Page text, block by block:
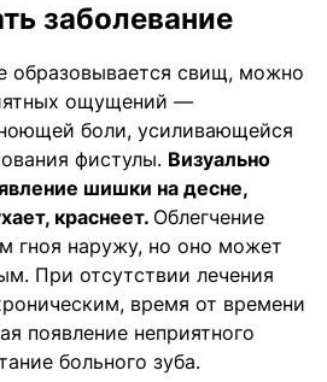
заболевание
образовывается свищ, можно
ощущений —
боли, усиливающейся
фистулы. Визуально
шишки на десне,
краснеет. Облегчение
гноя наружу, но оно может
При отсутствии лечения
время от времени
появление неприятного
больного зуба.